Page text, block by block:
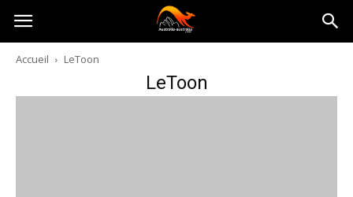
Australia-
australie.com
Accueil LeToon
LeToon